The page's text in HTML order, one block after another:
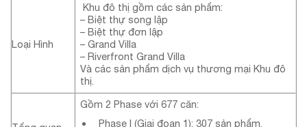
Loại Hình
Khu đô thị gồm các sản phẩm:
– Biệt thự song lập
– Biệt thự đơn lập
– Grand Villa
– Riverfront Grand Villa
Và các sản phẩm dịch vụ thương mại Khu đô
thị.
Gồm 2 Phase với 677 căn:
Phase I (Giai đoạn 1): 307 sản phẩm.